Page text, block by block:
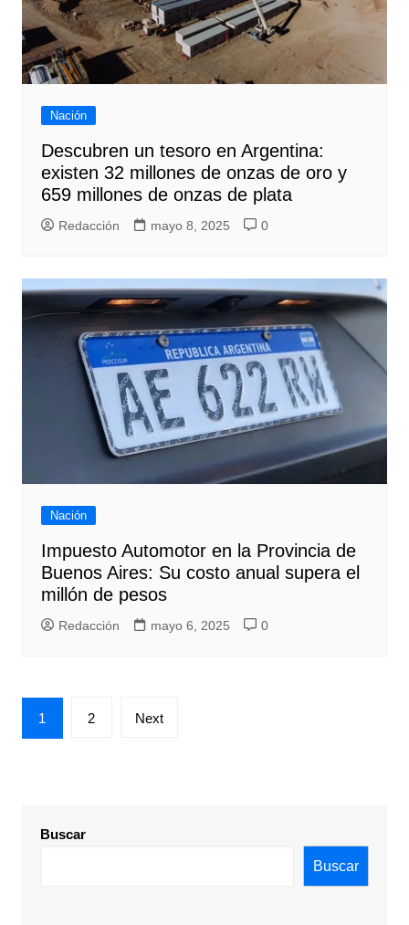
Nación
Descubren un tesoro en Argentina:
existen 32 millones de onzas de oro y
659 millones de onzas de plata
Redacción mayo 8, 2025 0
Nación
Impuesto Automotor en la Provincia de
Buenos Aires: Su costo anual supera el
millón de pesos
Redacción mayo 6, 2025 0
Paginación
de
1 2 Next
Buscar
Buscar